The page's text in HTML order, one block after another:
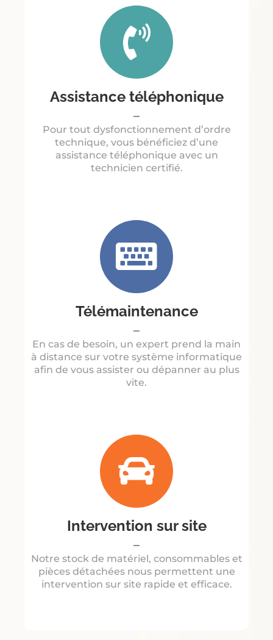
Assistance téléphonique
Pour tout dysfonctionnement d’ordre
technique, vous bénéficiez d’une
assistance téléphonique avec un
technicien certifié.
Télémaintenance
En cas de besoin, un expert prend la main
à distance sur votre système informatique
afin de vous assister ou dépanner au plus
vite.
Intervention sur site
Notre stock de matériel, consommables et
pièces détachées nous permettent une
intervention sur site rapide et efficace.